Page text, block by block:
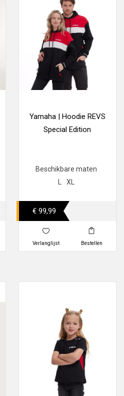
Yamaha | Hoodie REVS
Special Edition
Beschikbare maten
XL
€ 99,99
Verlanglijst Bestellen